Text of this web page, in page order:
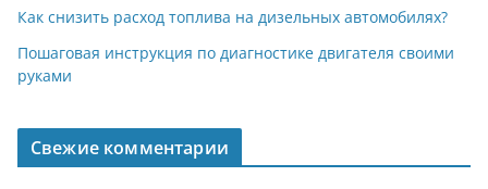
Как снизить расход топлива на дизельных автомобилях?
Пошаговая инструкция по диагностике двигателя своими
руками
Свежие комментарии